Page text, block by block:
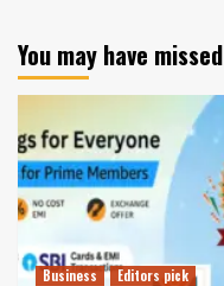
You may have missed
Business
Editors pick